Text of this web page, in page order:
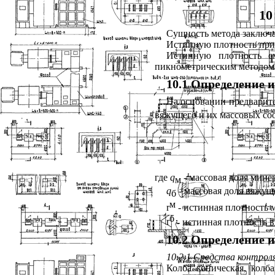
Сущность метода
Истинную плотность
Истинную плотность
пикнометрическим
10.1 Определение
На основании
вяжущего и их массовых
где qм -массовая доля
qб-массовая доля
rм- истинная плотность
rб- истинная плотность
10.2 Определение
10.2.1 Средства
Колба коническая,